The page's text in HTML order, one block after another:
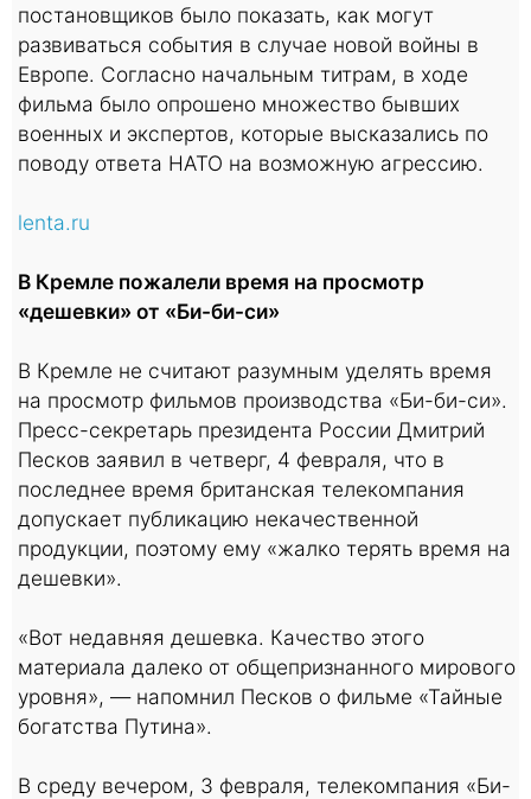
постановщиков было показать, как могут
развиваться события в случае новой войны в
Европе. Согласно начальным титрам, в ходе
фильма было опрошено множество бывших
военных и экспертов, которые высказались по
поводу ответа НАТО на возможную агрессию.
lenta.ru
В Кремле пожалели время на просмотр
«дешевки» от «Би-би-си»
В Кремле не считают разумным уделять время
на просмотр фильмов производства «Би-би-си».
Пресс-секретарь президента России Дмитрий
Песков заявил в четверг, 4 февраля, что в
последнее время британская телекомпания
допускает публикацию некачественной
продукции, поэтому ему «жалко терять время на
дешевки».
«Вот недавняя дешевка. Качество этого
материала далеко от общепризнанного мирового
уровня», — напомнил Песков о фильме «Тайные
богатства Путина».
В среду вечером, 3 февраля, телекомпания «Би-